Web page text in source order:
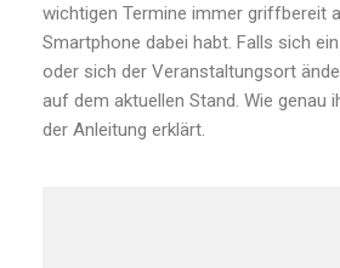
wichtigen Termine immer griffbereit
Smartphone dabei habt. Falls sich
oder sich der Veranstaltungsort
auf dem aktuellen Stand. Wie genau
der Anleitung erklärt.